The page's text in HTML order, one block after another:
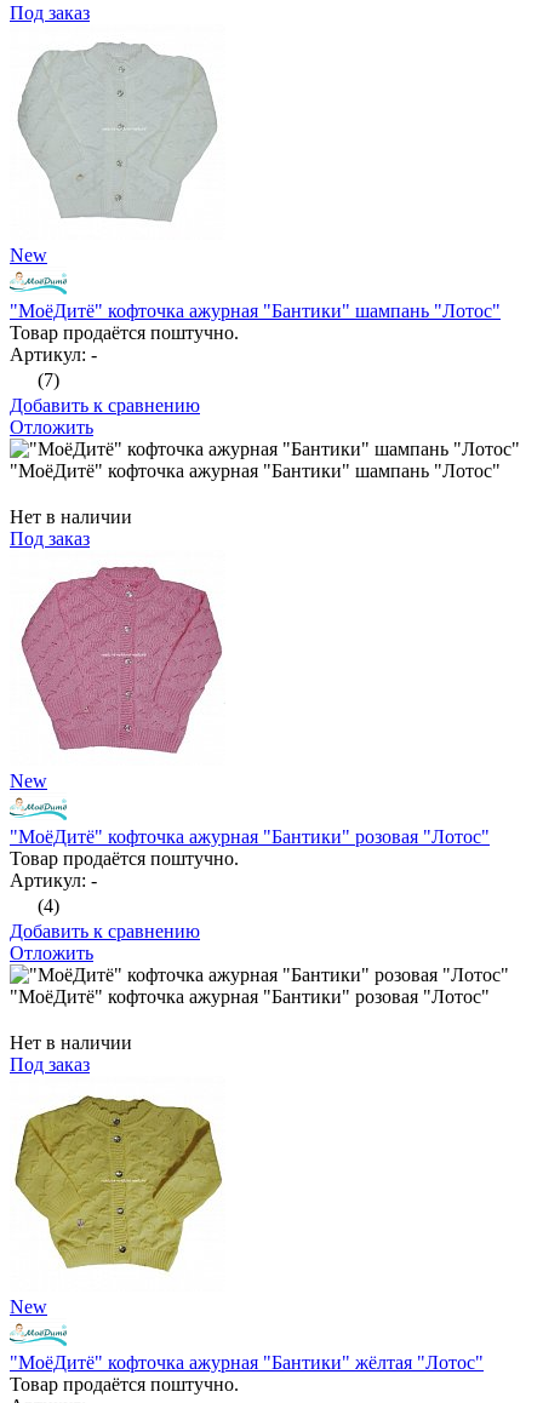
Под заказ
New
"МоёДитё" кофточка ажурная "Бантики" шампань "Лотос"
Товар продаётся поштучно.
Артикул: -
(7)
Добавить к сравнению
Отложить
"МоёДитё" кофточка ажурная "Бантики" шампань "Лотос"
Нет в наличии
Под заказ
New
"МоёДитё" кофточка ажурная "Бантики" розовая "Лотос"
Товар продаётся поштучно.
Артикул: -
(4)
Добавить к сравнению
Отложить
"МоёДитё" кофточка ажурная "Бантики" розовая "Лотос"
Нет в наличии
Под заказ
New
"МоёДитё" кофточка ажурная "Бантики" жёлтая "Лотос"
Товар продаётся поштучно.